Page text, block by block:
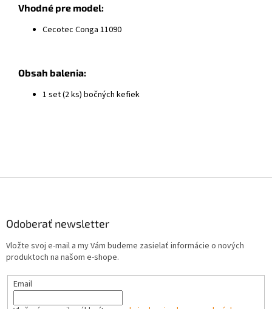
Vhodné pre model:
Cecotec Conga 11090
Obsah balenia:
1 set (2 ks) bočných kefiek
Odoberať newsletter
Vložte svoj e-mail a my Vám budeme zasielať informácie o nových
produktoch na našom e-shope.
Email